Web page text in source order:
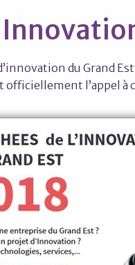
du Grand
officiellement l’appel à